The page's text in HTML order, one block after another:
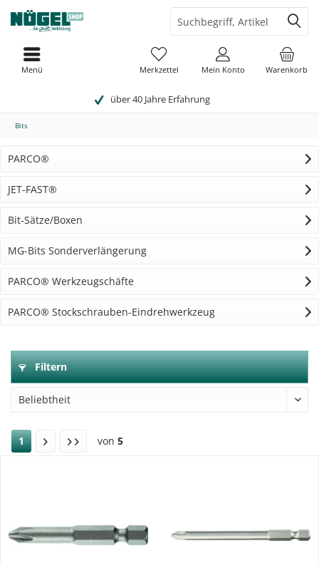
über 40 Jahre Erfahrung
Warenkorb
Merkzettel Mein Konto
Menü
Bits
PARCO®
JET-FAST®
Bit-Sätze/Boxen
MG-Bits Sonderverlängerung
PARCO® Werkzeugschäfte
PARCO® Stockschrauben-Eindrehwerkzeug
Filtern
1 von 5